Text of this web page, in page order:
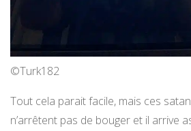
©Turk182
Tout cela parait facile, mais ces
n’arrêtent pas de bouger et il arrive